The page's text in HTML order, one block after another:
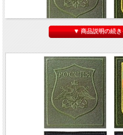
ロシア海軍歩兵 袖章パッチ（ワッペン） ベ
Военно-Морской Флот、略称：
▼ 商品説明の続